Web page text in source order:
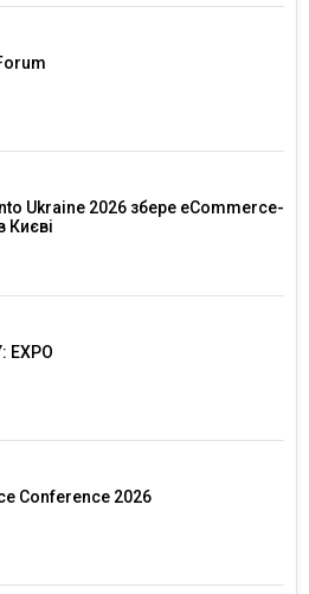
Ukraine 2026 збере eCommerce-
Києві
EXPO
Conference 2026